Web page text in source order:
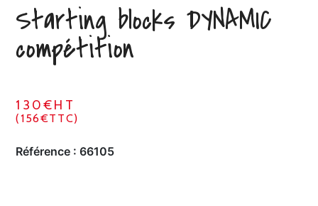
Starting blocks DYNAMIC
compétition
130€HT
(156€TTC)
Référence :66105